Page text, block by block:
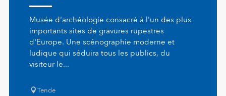
Musée d'archéologie consacré à l'un des plus
importants sites de gravures rupestres
d'Europe. Une scénographie moderne et
ludique qui séduira tous les publics, du
visiteur le...
Tende